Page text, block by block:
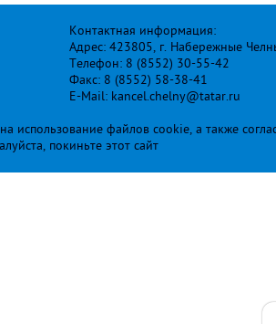
Контактная информация:
Адрес: 423805, г. Набережные
Телефон: 8 (8552) 30-55-42
Факс: 8 (8552) 58-38-41
E-Mail: kancel.chelny@tatar.ru
использование файлов cookie, а также
покиньте этот сайт